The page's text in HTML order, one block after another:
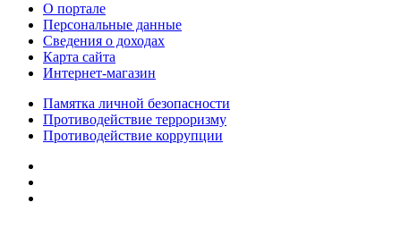
О портале
Персональные данные
Сведения о доходах
Карта сайта
Интернет-магазин
Памятка личной безопасности
Противодействие терроризму
Противодействие коррупции